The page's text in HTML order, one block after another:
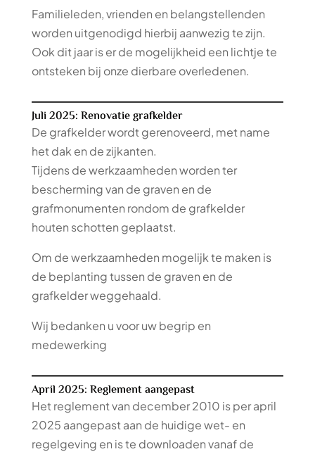
Familieleden, vrienden en belangstellenden
worden uitgenodigd hierbij aanwezig te zijn.
Ook dit jaar is er de mogelijkheid een lichtje te
ontsteken bij onze dierbare overledenen.
Juli 2025: Renovatie grafkelder
De grafkelder wordt gerenoveerd, met name
het dak en de zijkanten.
Tijdens de werkzaamheden worden ter
bescherming van de graven en de
grafmonumenten rondom de grafkelder
houten schotten geplaatst.
Om de werkzaamheden mogelijk te maken is
de beplanting tussen de graven en de
grafkelder weggehaald.
Wij bedanken u voor uw begrip en
medewerking
April 2025: Reglement aangepast
Het reglement van december 2010 is per april
2025 aangepast aan de huidige wet- en
regelgeving en is te downloaden vanaf de